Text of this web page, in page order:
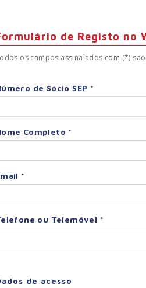
de Registo no
os campos assinalados com (*)
de Sócio SEP *
Completo *
*
ou Telemóvel *
de acesso